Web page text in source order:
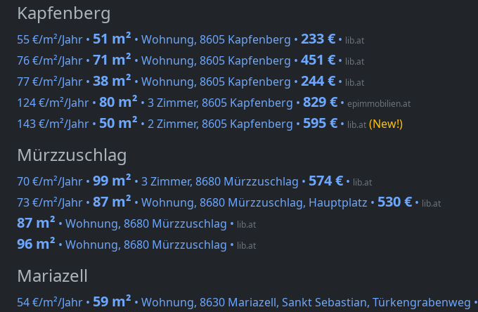
Kapfenberg
55 €/m²/Jahr • 51 m² • Wohnung, 8605 Kapfenberg • 233 € • lib.at
76 €/m²/Jahr • 71 m² • Wohnung, 8605 Kapfenberg • 451 € • lib.at
77 €/m²/Jahr • 38 m² • Wohnung, 8605 Kapfenberg • 244 € • lib.at
124 €/m²/Jahr • 80 m² • 3 Zimmer, 8605 Kapfenberg • 829 € • epimmobilien.at
143 €/m²/Jahr • 50 m² • 2 Zimmer, 8605 Kapfenberg • 595 € • lib.at (New!)
Mürzzuschlag
70 €/m²/Jahr • 99 m² • 3 Zimmer, 8680 Mürzzuschlag • 574 € • lib.at
73 €/m²/Jahr • 87 m² • Wohnung, 8680 Mürzzuschlag, Hauptplatz • 530 € • lib.at
87 m² • Wohnung, 8680 Mürzzuschlag • lib.at
96 m² • Wohnung, 8680 Mürzzuschlag • lib.at
Mariazell
54 €/m²/Jahr • 59 m² • Wohnung, 8630 Mariazell, Sankt Sebastian, Türkengrabenweg •